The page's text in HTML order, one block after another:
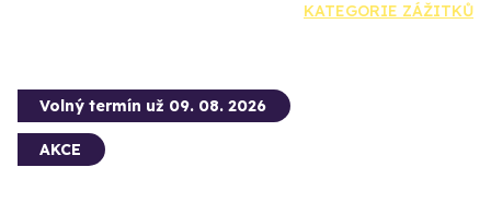
KATEGORIE ZÁŽITKŮ
Volný termín už 09. 08. 2026
AKCE